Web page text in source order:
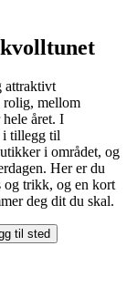
attraktivt
rolig, mellom
året. I
i tillegg til
i området, og
Her er du
og trikk, og en kort
deg dit du skal.
til sted